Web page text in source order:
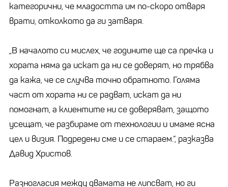
категорични, че младостта им по-скоро отваря
врати, отколкото да ги затваря.
„В началото си мислех, че годините ще са пречка и
хората няма да искат да ни се доверят, но трябва
да кажа, че се случва точно обратното. Голяма
част от хората ни се радват, искат да ни
помогнат, а клиентите ни се доверяват, защото
усещат, че разбираме от технологии и имаме ясна
цел и визия. Подредени сме и се стараем.“, разказва
Давид Христов.
Разногласия между двамата не липсват, но ги